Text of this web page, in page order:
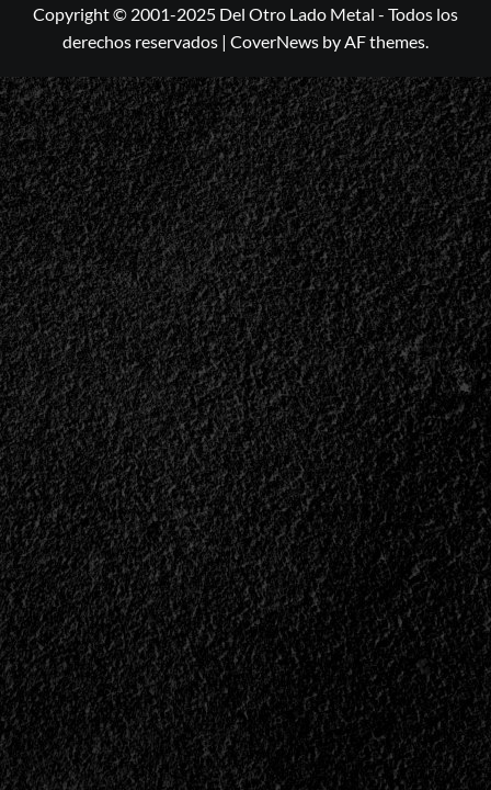
Copyright © 2001-2025 Del Otro Lado Metal - Todos los
derechos reservados | CoverNews by AF themes.